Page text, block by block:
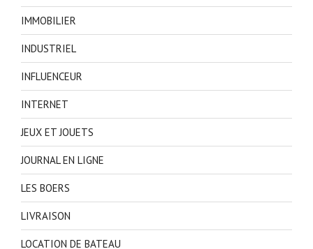
IMMOBILIER
INDUSTRIEL
INFLUENCEUR
INTERNET
JEUX ET JOUETS
JOURNAL EN LIGNE
LES BOERS
LIVRAISON
LOCATION DE BATEAU